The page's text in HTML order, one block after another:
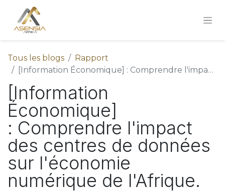
Tous les blogs
Rapport
[Information Économique] : Comprendre l'impact des centres de données sur l'économie numérique de l'Afrique.
[Information
Économique]
: Comprendre l'impact
des centres de données
sur l'économie
numérique de l'Afrique.